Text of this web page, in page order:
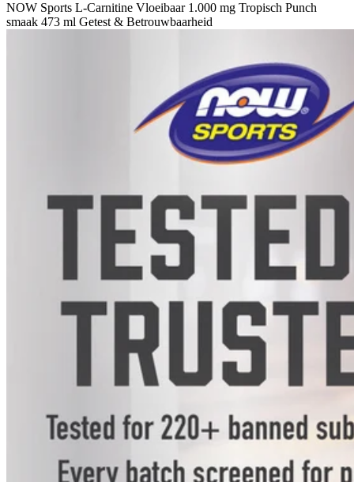
NOW Sports L-Carnitine Vloeibaar 1.000 mg Tropisch Punch
smaak 473 ml Getest & Betrouwbaarheid